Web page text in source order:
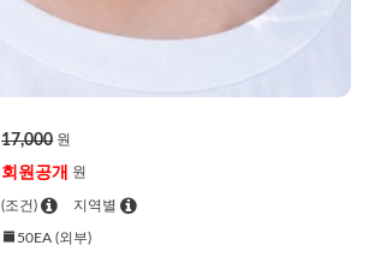
17,000원
회원공개 원
(조건) 지역별
50EA (외부)